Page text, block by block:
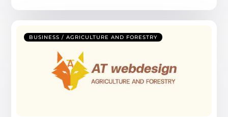
BUSINESS / AGRICULTURE AND FORESTRY